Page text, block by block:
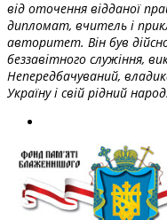
від оточення відданої
дипломат, вчитель і
авторитет. Він був
беззавітного служіння,
Непередбачуваний,
Україну і свій рідний